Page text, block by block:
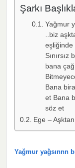
Şarkı
Yağmur
..biz
eşliğinde
bana
Bana
et Bana
söz et
Ege –
Yağmur yağsınnn